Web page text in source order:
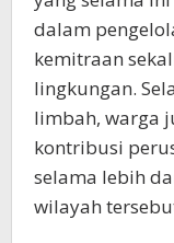
dalam
kemitraan
lingkungan.
limbah, warga
kontribusi
selama lebih
wilayah